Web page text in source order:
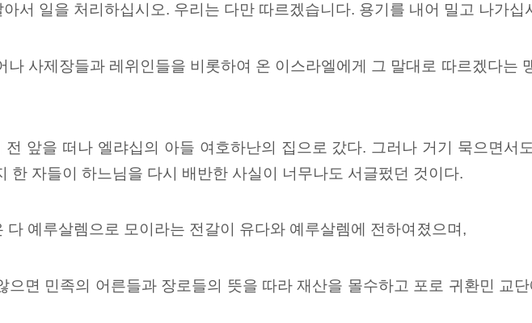
서 일을 처리하십시오. 우리는 다만 따르겠습니다. 용기를 내어 밀고 나가십
나 사제장들과 레위인들을 비롯하여 온 이스라엘에게 그 말대로 따르겠다는
전 앞을 떠나 엘랴십의 아들 여호하난의 집으로 갔다. 그러나 거기 묵으면서
한 자들이 하느님을 다시 배반한 사실이 너무나도 서글펐던 것이다.
다 예루살렘으로 모이라는 전갈이 유다와 예루살렘에 전하여졌으며,
으면 민족의 어른들과 장로들의 뜻을 따라 재산을 몰수하고 포로 귀환민 교